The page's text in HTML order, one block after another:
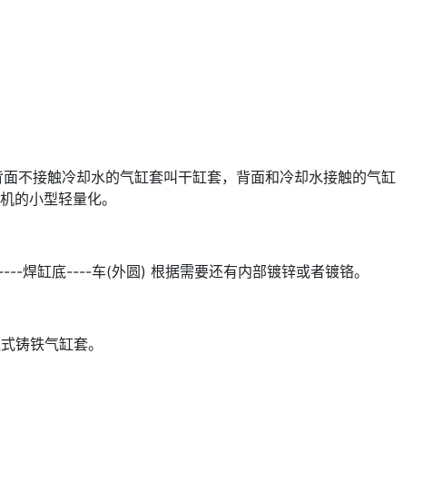
不接触冷却水的气缸套叫干缸套，背面和冷却水接触的气缸
的小型轻量化。
焊缸底----车(外圆) 根据需要还有内部镀锌或者镀铬。
式铸铁气缸套。